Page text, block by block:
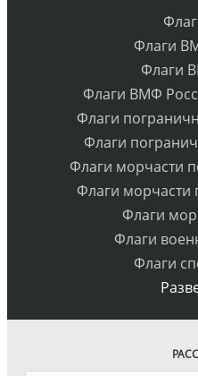
Флаги
Флаги
Флаги ВМФ
Флаги
Флаги
Флаги морчасти
Флаги морчасти
Флаги
Флаги
Флаги